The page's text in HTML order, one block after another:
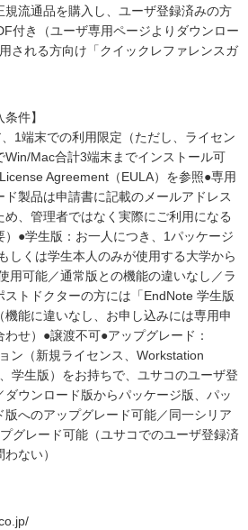
流通品を購入し、ユーザ登録済みの方
付き（ユーザ専用ページよりダウンロー
される方向け「クイックレファレンスガ
件】
1端末での利用限定（ただし、ライセン
Win/Mac合計3端末までインストール可
Agreement（EULA）を参照●専用
製品は申請書に記載のメールアドレス
、管理者ではなく実際にご利用になる
●学生版：お一人につき、1パッケージ
しくは学生本人のみが使用する大学から
用可能／通常版との機能の違いなし／ラ
ストドクターの方には「EndNote 学生版
機能に違いなし、お申し込みには専用申
せ）●譲渡不可●アップグレード：
ン（新規ライセンス、Workstation
学生版）をお持ちで、ユサコのユーザ登
ウンロード版からパッケージ版、パッ
へのアップグレード可能／同一シリア
グレード可能（ユサコでのユーザ登録済
ない）